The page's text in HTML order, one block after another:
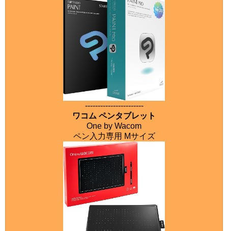
-----------------------
ワコム ペンタブレット
One by Wacom
ペン入力専用 Mサイズ